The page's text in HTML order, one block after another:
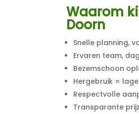
Waarom
Doorn
Snelle planning,
Ervaren team,
Bezemschoon
Hergebruik =
Respectvolle
Transparante